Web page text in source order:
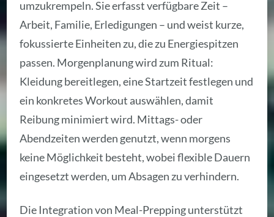
umzukrempeln. Sie erfasst verfügbare Zeit –
Arbeit, Familie, Erledigungen – und weist kurze,
fokussierte Einheiten zu, die zu Energiespitzen
passen. Morgenplanung wird zum Ritual:
Kleidung bereitlegen, eine Startzeit festlegen und
ein konkretes Workout auswählen, damit
Reibung minimiert wird. Mittags- oder
Abendzeiten werden genutzt, wenn morgens
keine Möglichkeit besteht, wobei flexible Dauern
eingesetzt werden, um Absagen zu verhindern.
Die Integration von Meal-Prepping unterstützt